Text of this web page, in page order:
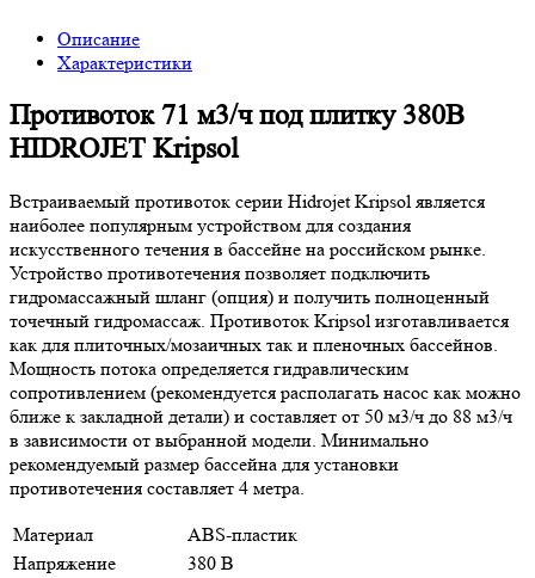
Описание
Характеристики
Противоток 71 м3/ч под плитку 380В
HIDROJET Kripsol
Встраиваемый противоток серии Hidrojet Kripsol является
наиболее популярным устройством для создания
искусственного течения в бассейне на российском рынке.
Устройство противотечения позволяет подключить
гидромассажный шланг (опция) и получить полноценный
точечный гидромассаж. Противоток Kripsol изготавливается
как для плиточных/мозаичных так и пленочных бассейнов.
Мощность потока определяется гидравлическим
сопротивлением (рекомендуется располагать насос как можно
ближе к закладной детали) и составляет от 50 м3/ч до 88 м3/ч
в зависимости от выбранной модели. Минимально
рекомендуемый размер бассейна для установки
противотечения составляет 4 метра.
Материал
ABS-пластик
Напряжение
380 В